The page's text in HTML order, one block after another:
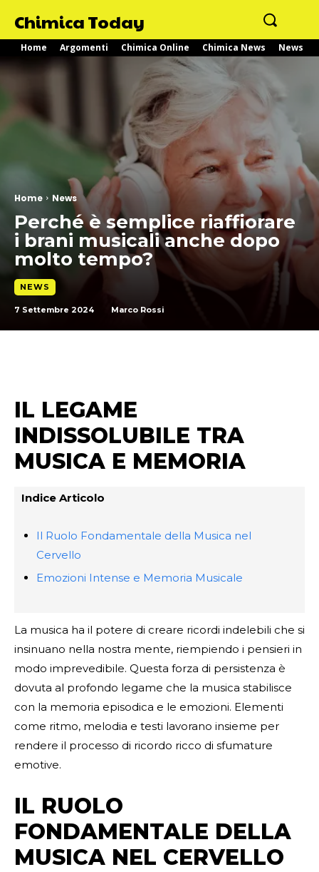
Chimica Today
Home Argomenti Chimica Online Chimica News News
Home News
Perché è semplice riaffiorare
i brani musicali anche dopo
molto tempo?
NEWS
7 Settembre 2024 Marco Rossi
IL LEGAME
INDISSOLUBILE TRA
MUSICA E MEMORIA
Indice Articolo
Il Ruolo Fondamentale della Musica nel
Cervello
Emozioni Intense e Memoria Musicale
La musica ha il potere di creare ricordi indelebili che si
insinuano nella nostra mente, riempiendo i pensieri in
modo imprevedibile. Questa forza di persistenza è
dovuta al profondo legame che la musica stabilisce
con la memoria episodica e le emozioni. Elementi
come ritmo, melodia e testi lavorano insieme per
rendere il processo di ricordo ricco di sfumature
emotive.
IL RUOLO
FONDAMENTALE DELLA
MUSICA NEL CERVELLO